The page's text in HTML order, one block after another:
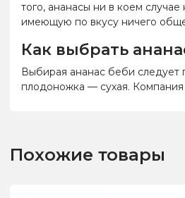
того, ананасы ни в коем
имеющую по вкусу ничего
Как выбрать
Выбирая ананас беби следует
плодоножка — сухая. Компания
Похожие товары